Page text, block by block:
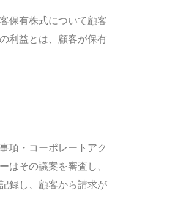
保有株式について顧客
利益とは、顧客が保有
項・コーポレートアク
はその議案を審査し、
録し、顧客から請求が